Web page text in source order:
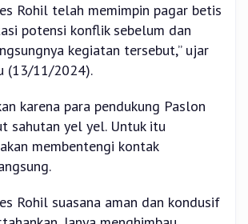
Rohil telah memimpin pagar betis
potensi konflik sebelum dan
kegiatan tersebut,” ujar
(13/11/2024).
karena para pendukung Paslon
sahutan yel yel. Untuk itu
membentengi kontak
Rohil suasana aman dan kondusif